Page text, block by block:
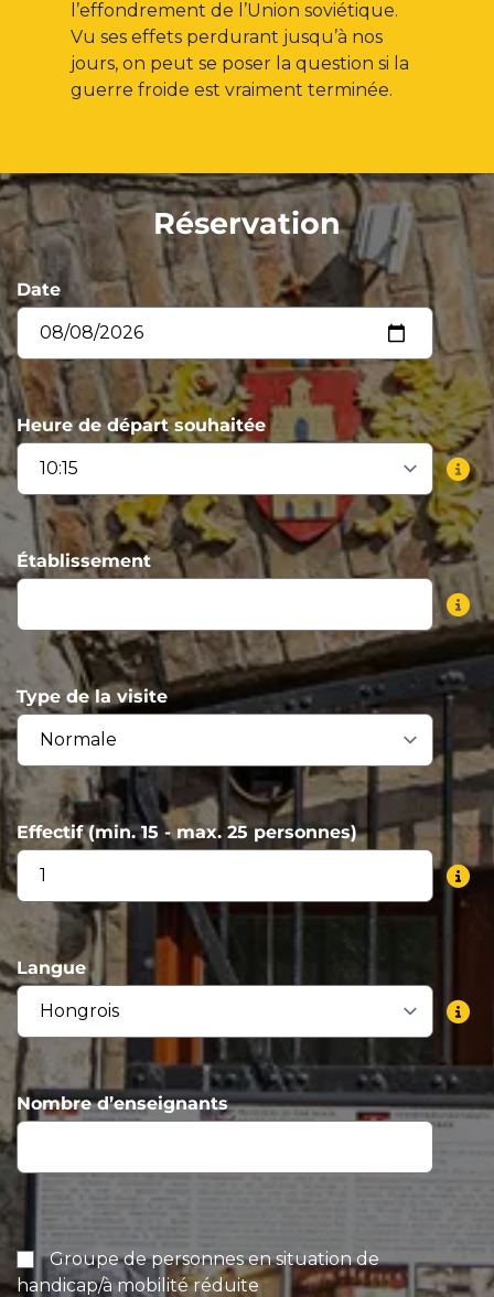
l’effondrement de l’Union soviétique.
Vu ses effets perdurant jusqu’à nos
jours, on peut se poser la question si la
guerre froide est vraiment terminée.
Réservation
Date
Heure de départ souhaitée
Établissement
Type de la visite
Effectif (min. 15 - max. 25 personnes)
Langue
Nombre d’enseignants
Groupe de personnes en situation de
handicap/à mobilité réduite